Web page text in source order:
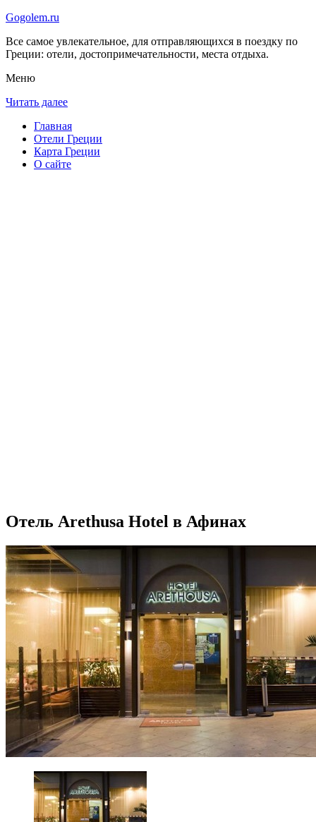
Gogolem.ru
Все самое увлекательное, для отправляющихся в поездку по
Греции: отели, достопримечательности, места отдыха.
Меню
Читать далее
Главная
Отели Греции
Карта Греции
О сайте
Отель Arethusa Hotel в Афинах